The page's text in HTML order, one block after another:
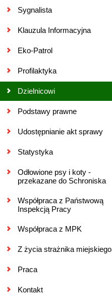
Sygnalista
Klauzula Informacyjna
Eko-Patrol
Profilaktyka
Dzielnicowi
Podstawy prawne
Udostępnianie akt sprawy
Statystyka
Odłowione psy i koty -
przekazane do Schroniska
Współpraca z Państwową
Inspekcją Pracy
Współpraca z MPK
Z życia strażnika miejskiego
Praca
Kontakt